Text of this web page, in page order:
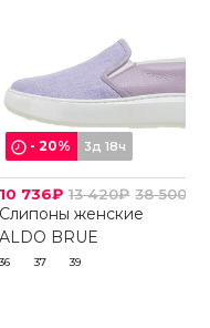
-20% 3д 18ч
10 736₽ 13 420₽ 38 500₽
Слипоны женские
ALDO BRUE
36 37 39